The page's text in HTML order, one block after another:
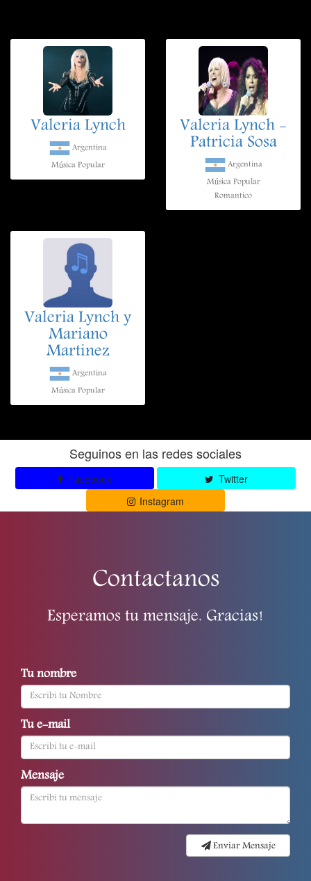
Valeria Lynch
Argentina
Música Popular
Valeria Lynch -
Patricia Sosa
Argentina
Música Popular
Romantico
Valeria Lynch y
Mariano
Martinez
Argentina
Música Popular
Seguinos en las redes sociales
Facebook
Twitter
Instagram
Contactanos
Esperamos tu mensaje. Gracias!
Tu nombre
Tu e-mail
Mensaje
Enviar Mensaje